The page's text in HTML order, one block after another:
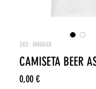
SKU : GMG048
CAMISETA BEER
0,00 €Prix